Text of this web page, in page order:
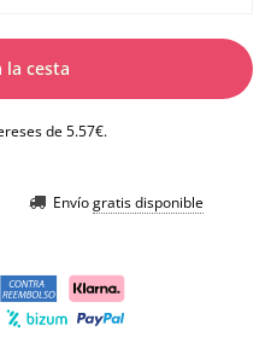
la cesta
de 5.57€.
Envíogratis disponible